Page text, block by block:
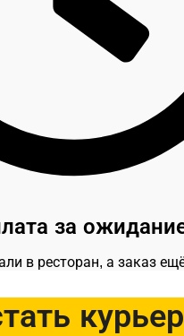
за
в ресторан, а заказ